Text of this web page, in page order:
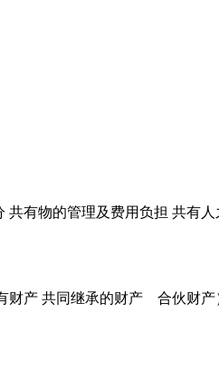
物的管理及费用负担 共有人
产 共同继承的财产 合伙财产